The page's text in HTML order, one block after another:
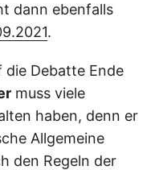
dann ebenfalls
.
die Debatte Ende
muss viele
haben, denn er
Allgemeine
den Regeln der